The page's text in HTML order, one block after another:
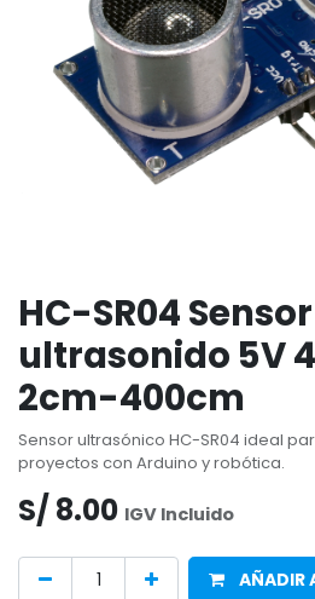
HC-SR04
ultrasonido 5V
2cm-400cm
Sensor ultrasónico HC-SR04 ideal
proyectos con Arduino y robótica.
S/ 8.00 IGV Incluido
AÑADIR